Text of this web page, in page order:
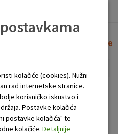
možete vidjeti
Očisti filtere
Poslovnica
bankomate
kolačiće (cookies). Nužni
rad internetske stranice.
korisničko iskustvo i
Postavke kolačića
postavke kolačića" te
kolačiće. Detaljnije